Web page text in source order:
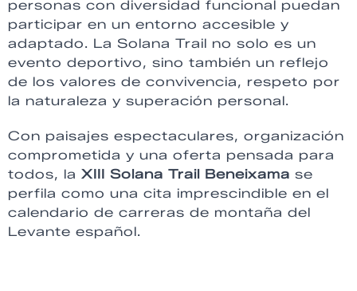
personas con diversidad funcional puedan
participar en un entorno accesible y
adaptado. La Solana Trail no solo es un
evento deportivo, sino también un reflejo
de los valores de convivencia, respeto por
la naturaleza y superación personal.
Con paisajes espectaculares, organización
comprometida y una oferta pensada para
todos, la XIII Solana Trail Beneixama se
perfila como una cita imprescindible en el
calendario de carreras de montaña del
Levante español.